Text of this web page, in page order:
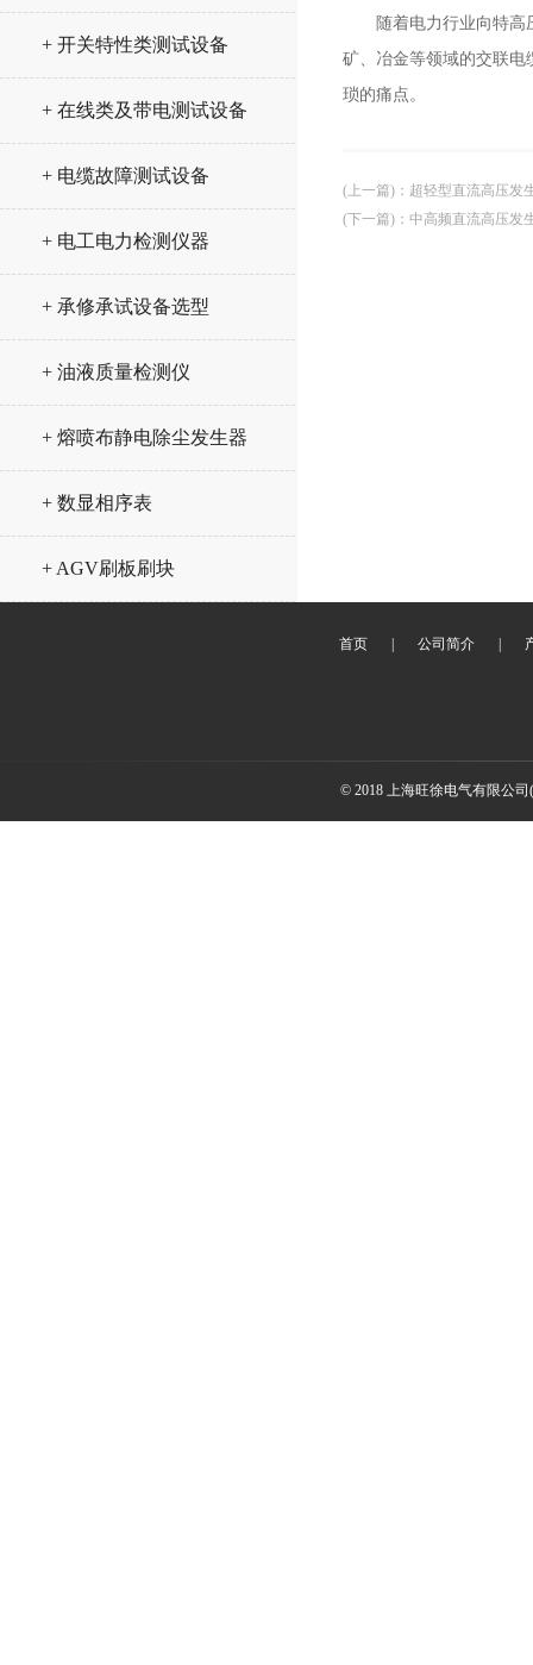
+ 开关特性类测试设备
+ 在线类及带电测试设备
+ 电缆故障测试设备
+ 电工电力检测仪器
+ 承修承试设备选型
+ 油液质量检测仪
+ 熔喷布静电除尘发生器
+ 数显相序表
+ AGV刷板刷块
随着电力行业向特高压
矿、冶金等领域的交联电
琐的痛点。
(上一篇) ： 超轻型直流高压发
(下一篇) ： 中高频直流高压发
首页 公司简介
© 2018 上海旺徐电气有限公司